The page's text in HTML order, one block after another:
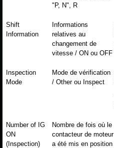
"P, N", R
Shift
Information
Informations
relatives au
changement de
vitesse / ON ou OFF
Inspection
Mode
Mode de vérification
/ Other ou Inspect
Number of IG
ON
(Inspection)
Nombre de fois où le
contacteur de moteur
a été mis en position